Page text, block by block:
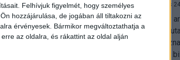
Felhívjuk figyelmét, hogy személyes
hozzájárulása, de jogában áll tiltakozni az
érvényesek. Bármikor megváltoztathatja a
az oldalra, és rákattint az oldal alján
Digital Center 2026. július
A munkavállalók nagy
munkában, ám friss
szervezetnél
világos irányelvek és